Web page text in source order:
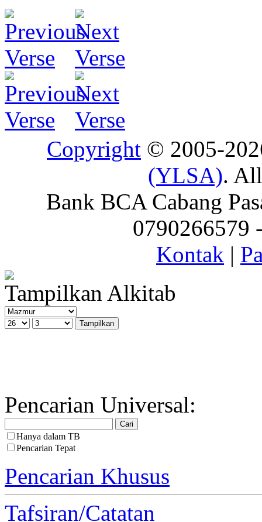
Copyright © 2005-
(YLSA).
Bank BCA Cabang
0790266579
Kontak |
Tampilkan Alkitab
Pencarian Universal:
Hanya dalam TB
Pencarian Tepat
Pencarian Khusus
Tafsiran/Catatan